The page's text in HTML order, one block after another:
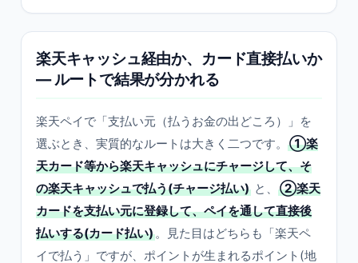
楽天キャッシュ経由か、カード直接払いか
— ルートで結果が分かれる
楽天ペイで「支払い元（払うお金の出どころ）」を
選ぶとき、実質的なルートは大きく二つです。
①楽
天カード等から楽天キャッシュにチャージして、そ
の楽天キャッシュで払う(チャージ払い) と、
②楽天
カードを支払い元に登録して、ペイを通して直接後
払いする(カード払い)。見た目はどちらも「楽天ペ
イで払う」ですが、ポイントが生まれるポイント(地